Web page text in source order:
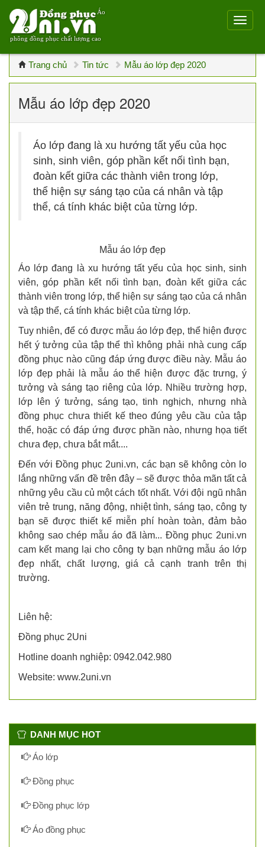
Áo
phông đồng phục chất lượng cao
Trang chủ Tin tức Mẫu áo lớp đẹp 2020
Mẫu áo lớp đẹp 2020
Áo lớp đang là xu hướng tất yếu của học
sinh, sinh viên, góp phần kết nối tình bạn,
đoàn kết giữa các thành viên trong lớp,
thể hiện sự sáng tạo của cá nhân và tập
thể, cá tính khác biệt của từng lớp.
Mẫu áo lớp đẹp
Áo lớp đang là xu hướng tất yếu của học sinh, sinh
viên, góp phần kết nối tình bạn, đoàn kết giữa các
thành viên trong lớp, thể hiện sự sáng tạo của cá nhân
và tập thể, cá tính khác biệt của từng lớp.
Tuy nhiên, để có được mẫu áo lớp đẹp, thể hiện được
hết ý tưởng của tập thể thì không phải nhà cung cấp
đồng phục nào cũng đáp ứng được điều này. Mẫu áo
lớp đẹp phải là mẫu áo thể hiện được đặc trưng, ý
tưởng và sáng tạo riêng của lớp. Nhiều trường hợp,
lớp lên ý tưởng, sáng tạo, tinh nghịch, nhưng nhà
đồng phục chưa thiết kế theo đúng yêu cầu của tập
thể, hoặc có đáp ứng được phần nào, nhưng họa tiết
chưa đẹp, chưa bắt mắt....
Đến với Đồng phục 2uni.vn, các bạn sẽ không còn lo
lắng những vấn đề trên đây – sẽ được thỏa mãn tất cả
những yêu cầu củ một cách tốt nhất. Với đội ngũ nhân
viên trẻ trung, năng động, nhiệt tình, sáng tạo, công ty
bạn sẽ được thiết kế miễn phí hoàn toàn, đảm bảo
không sao chép mẫu áo đã làm... Đồng phục 2uni.vn
cam kết mang lại cho công ty bạn những mẫu áo lớp
đẹp nhất, chất lượng, giá cả cạnh tranh trên thị
trường.
Liên hệ:
Đồng phục 2Uni
Hotline doanh nghiệp: 0942.042.980
Website: www.2uni.vn
DANH MỤC HOT
Áo lớp
Đồng phục
Đồng phục lớp
Áo đồng phục